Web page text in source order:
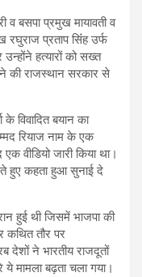
व बसपा प्रमुख मायावती व
प्रताप स‍िंंह उर्फ
हत्यारों को सख्त
की राजस्थान सरकार से
के विवादित बयान का
रियाज नाम के एक
वीडियो जारी किया था।
हुए कहता हुआ सुनाई दे
हुई थी जिसमें भाजपा की
कथित तौर पर
देशों ने भारतीय राजदूतों
मामला बढ़ता चला गया।